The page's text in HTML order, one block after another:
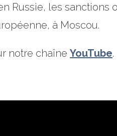
Russie, les
à Moscou.
notre chaîne YouTube.